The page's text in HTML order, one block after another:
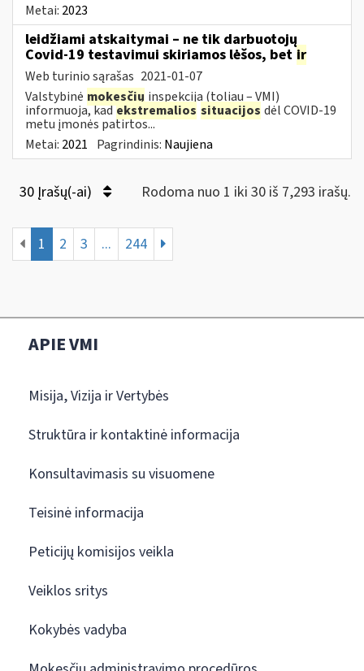
Metai: 2023
leidžiami atskaitymai – ne tik darbuotojų
Covid-19 testavimui skiriamos lėšos, bet ir
Web turinio sąrašas 2021-01-07
Valstybinė mokesčių inspekcija (toliau – VMI)
informuoja, kadekstremalios situacijos dėl COVID-19
metu įmonės patirtos...
Metai: 2021 Pagrindinis: Naujiena
30 Įrašų(-ai) Rodoma nuo 1 iki 30 iš 7,293 irašų.
1 2 3 ... 244
APIE VMI
Misija, Vizija ir Vertybės
Struktūra ir kontaktinė informacija
Konsultavimasis su visuomene
Teisinė informacija
Peticijų komisijos veikla
Veiklos sritys
Kokybės vadyba